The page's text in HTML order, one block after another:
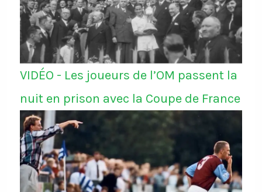
VIDÉO - Les joueurs de l’OM passent la
nuit en prison avec la Coupe de France